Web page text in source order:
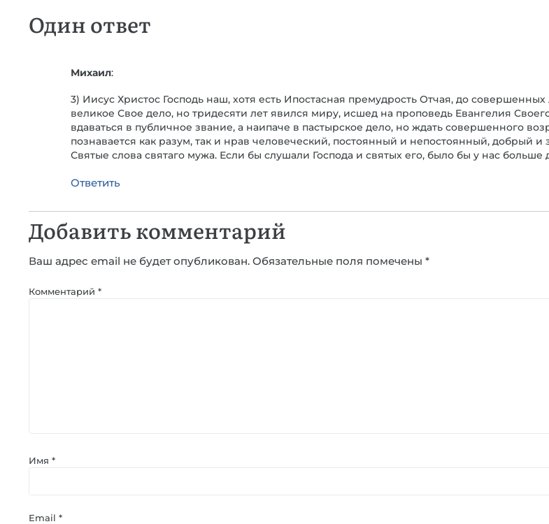
Один ответ
Михаил:
3) Иисус Христос Господь наш, хотя есть Ипостасная премудрость Отчая, до
великое Свое дело, но тридесяти лет явился миру, исшед на проповедь Евангелия
вдаваться в публичное звание, а наипаче в пастырское дело, но ждать совершенного
познавается как разум, так и нрав человеческий, постоянный и непостоянный, добрый
Святые слова святаго мужа. Если бы слушали Господа и святых его, было бы у нас
Ответить
Добавить комментарий
Ваш адрес email не будет опубликован. Обязательные поля помечены *
Комментарий *
Имя *
Email *